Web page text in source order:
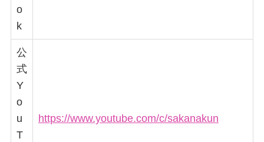
o
k
公
式
Y
o
u
T
https://www.youtube.com/c/sakanakun